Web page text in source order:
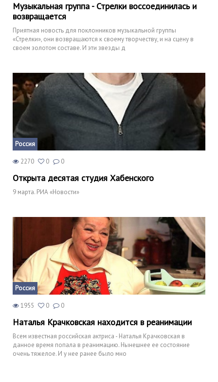
Музыкальная группа - Стрелки воссоединилась и
возвращается
Приятная новость для поклонников музыкальной группы
«Стрелки», они возвращаются к своему творчеству, и на сцену в
своем золотом составе. И эти звезды д
Россия
2270 0 0
Открыта десятая студия Хабенского
9 марта. РИА «Новости»
Россия
1955 0 0
Наталья Крачковская находится в реанимации
Всем известная российская актриса - Наталья Крачковская в
данное время попала в реанимацию. Нынешнее ее состояние
очень тяжелое. И у нее ранее было мно